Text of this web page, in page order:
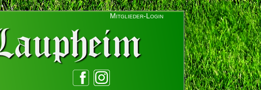
Mitglieder-Login